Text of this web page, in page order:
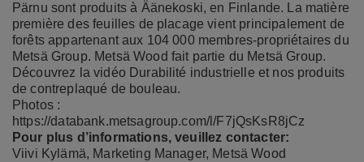
Pärnu sont produits à Äänekoski, en Finlande. La matière
première des feuilles de placage vient principalement de
forêts appartenant aux 104 000 membres-propriétaires du
Metsä Group. Metsä Wood fait partie du Metsä Group.
Découvrez la vidéo Durabilité industrielle et nos produits
de contreplaqué de bouleau.
Photos :
https://databank.metsagroup.com/l/F7jQsKsR8jCz
Pour plus d’informations, veuillez contacter:
Viivi Kylämä, Marketing Manager, Metsä Wood